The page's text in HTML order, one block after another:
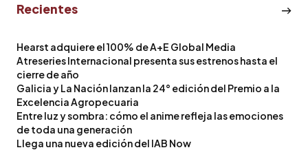
Recientes
Hearst adquiere el 100% de A+E Global Media
Atreseries Internacional presenta sus estrenos hasta el
cierre de año
Galicia y La Nación lanzan la 24° edición del Premio a la
Excelencia Agropecuaria
Entre luz y sombra: cómo el anime refleja las emociones
de toda una generación
Llega una nueva edición del IAB Now